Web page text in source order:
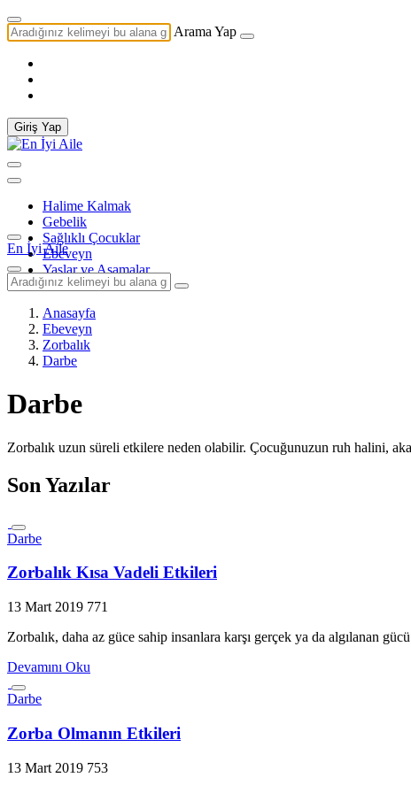
Arama Yap
Giriş Yap
Halime Kalmak
Gebelik
Sağlıklı Çocuklar
Ebeveyn
Yaşlar ve Aşamalar
En İyi Aile
Anasayfa
Ebeveyn
Zorbalık
Darbe
Darbe
Zorbalık uzun süreli etkilere neden olabilir. Çocuğunuzun ruh halini,
Son Yazılar
Darbe
Zorbalık Kısa Vadeli Etkileri
13 Mart 2019 771
Zorbalık, daha az güce sahip insanlara karşı gerçek ya da algılanan
Devamını Oku
Darbe
Zorba Olmanın Etkileri
13 Mart 2019 753